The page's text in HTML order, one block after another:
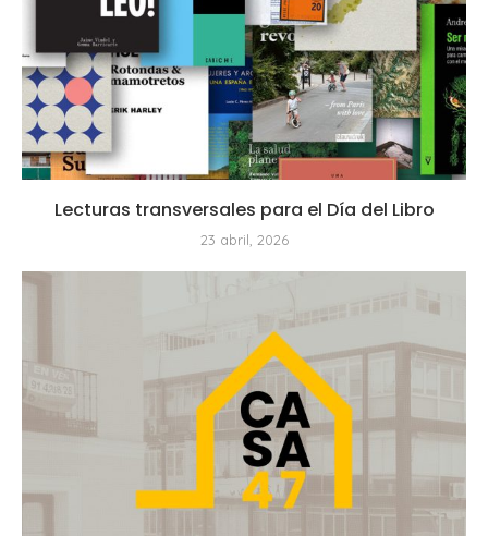
Lecturas transversales para el Día del Libro
23 abril, 2026